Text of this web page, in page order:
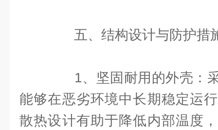
五、结构设计与防护措
1、坚固耐用的外壳：采
能够在恶劣环境中长期稳定运
散热设计有助于降低内部温度